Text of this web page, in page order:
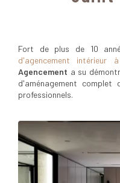
Fort de plus de 10
d'agencement intérieur
Agencement a su
d'aménagement
professionnels.